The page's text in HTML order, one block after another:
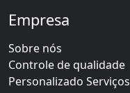
Empresa
Sobre nós
Controle de qualidade
Personalizado Serviços